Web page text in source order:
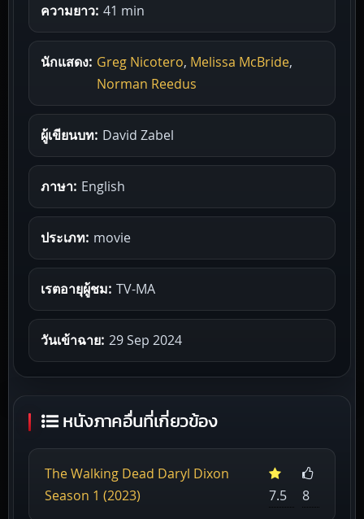
ความยาว: 41 min
นักแสดง: Greg Nicotero, Melissa McBride,
Norman Reedus
ผู้เขียนบท: David Zabel
ภาษา: English
ประเภท: movie
เรตอายุผู้ชม: TV-MA
วันเข้าฉาย: 29 Sep 2024
หนังภาคอื่นที่เกี่ยวข้อง
The Walking Dead Daryl Dixon
Season 1 (2023)
7.5 8